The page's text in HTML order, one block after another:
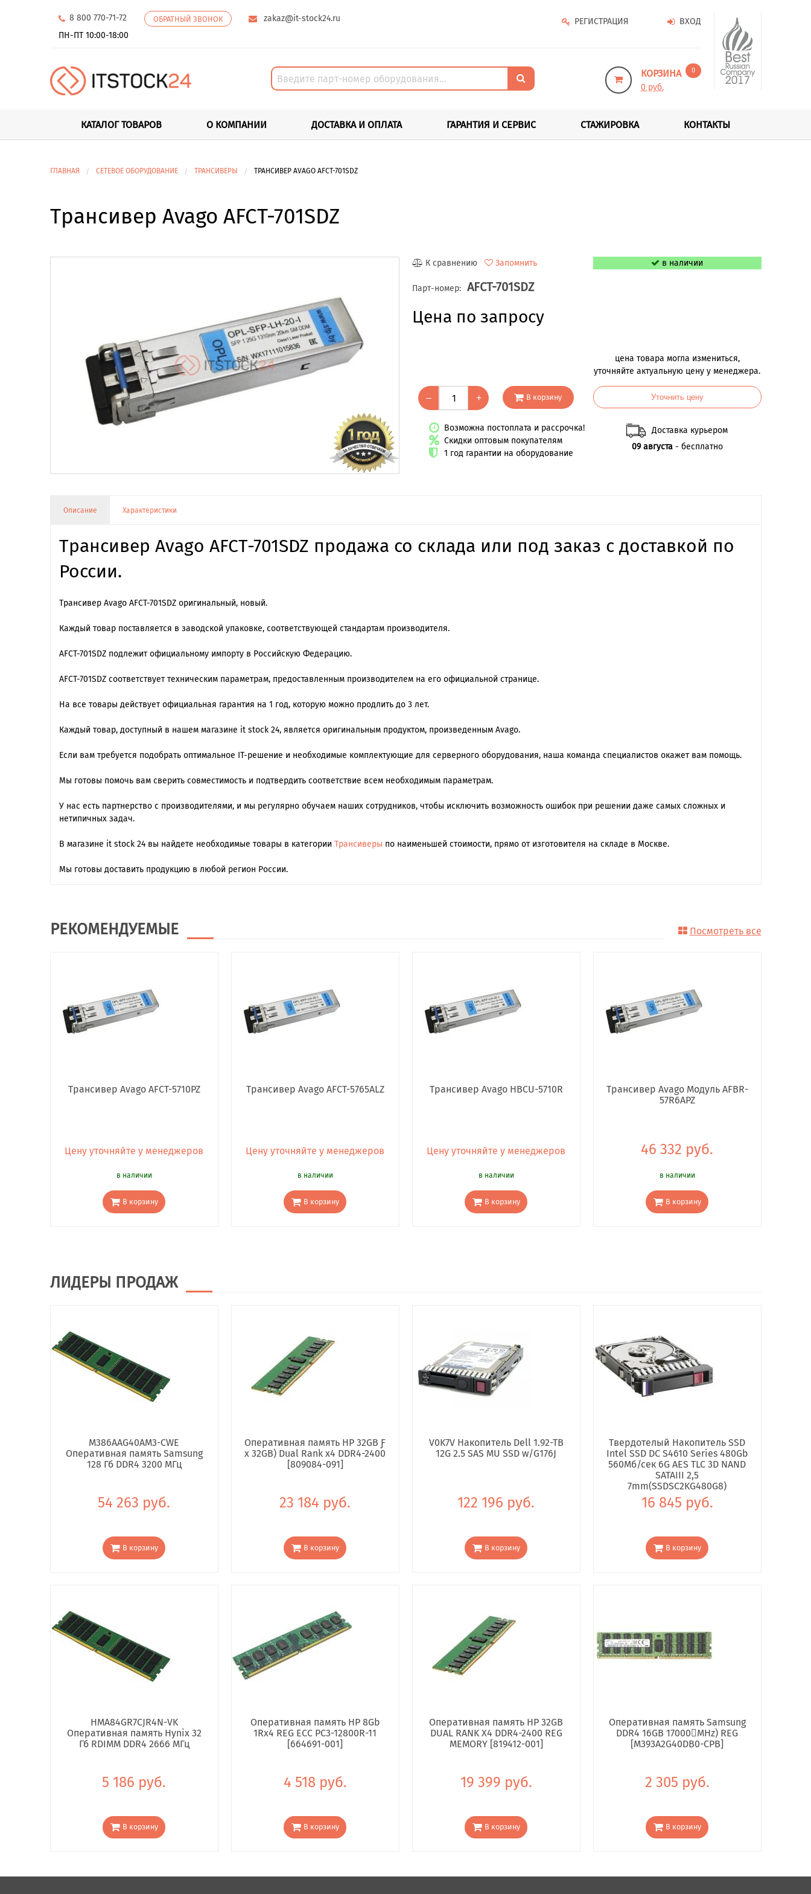
8 800 770-71-72 ОБРАТНЫЙ ЗВОНОК
zakaz@it-stock24.ru
ПН-ПТ 10:00-18:00
ВХОД
РЕГИСТРАЦИЯ
КОРЗИНА 0
0 руб.
КАТАЛОГ ТОВАРОВ О КОМПАНИИ ДОСТАВКА И ОПЛАТА ГАРАНТИЯ И СЕРВИС СТАЖИРОВКА КОНТАКТЫ
ГЛАВНАЯ СЕТЕВОЕ ОБОРУДОВАНИЕ ТРАНСИВЕРЫ ТРАНСИВЕР AVAGO AFCT-701SDZ
Трансивер Avago AFCT-701SDZ
К сравнению Запомнить
Парт-номер: AFCT-701SDZ
Цена по запросу
– + В корзину
Возможна постоплата и рассрочка!
Скидки оптовым покупателям
1 год гарантии на оборудование
в наличии
цена товара могла измениться,
уточняйте актуальную цену у менеджера.
Уточнить цену
Доставка курьером
09 августа- бесплатно
Описание Характеристики
Трансивер Avago AFCT-701SDZ продажа со склада или под заказ с доставкой по
России.
Трансивер Avago AFCT-701SDZ оригинальный, новый.
Каждый товар поставляется в заводской упаковке, соответствующей стандартам производителя.
AFCT-701SDZ подлежит официальному импорту в Российскую Федерацию.
AFCT-701SDZ cоответствует техническим параметрам, предоставленным производителем на его официальной странице.
На все товары действует официальная гарантия на 1 год, которую можно продлить до 3 лет.
Каждый товар, доступный в нашем магазине it stock 24, является оригинальным продуктом, произведенным Avago.
Если вам требуется подобрать оптимальное IT-решение и необходимые комплектующие для серверного оборудования, наша команда специалиcтов окажет вам помощь.
Мы готовы помочь вам сверить совместимость и подтвердить соответствие всем необходимым параметрам.
У нас есть партнерство с производителями, и мы регулярно обучаем наших сотрудников, чтобы исключить возможность ошибок при решении даже самых сложных и
нетипичных задач.
В магазине it stock 24 вы найдете необходимые товары в категории Трансиверы по наименьшей стоимости, прямо от изготовителя на складе в Москве.
Мы готовы доставить продукцию в любой регион России.
РЕКОМЕНДУЕМЫЕ Посмотреть все
Трансивер Avago AFCT-5710PZ
Цену уточняйте у менеджеров
в наличии
В корзину
Трансивер Avago AFCT-5765ALZ
Цену уточняйте у менеджеров
в наличии
В корзину
Трансивер Avago HBCU-5710R
Цену уточняйте у менеджеров
в наличии
В корзину
Трансивер Avago Модуль AFBR-
57R6APZ
46 332 руб.
в наличии
В корзину
ЛИДЕРЫ ПРОДАЖ
M386AAG40AM3-CWE
Оперативная память Samsung
128 Гб DDR4 3200 МГц
54 263 руб.
В корзину
Оперативная память HP 32GB Ƒ
x 32GB) Dual Rank x4 DDR4-2400
[809084-091]
23 184 руб.
В корзину
V0K7V Накопитель Dell 1.92-TB
12G 2.5 SAS MU SSD w/G176J
122 196 руб.
В корзину
Твердотелый Накопитель SSD
Intel SSD DC S4610 Series 480Gb
560Мб/сек 6G AES TLC 3D NAND
SATAIII 2,5
7mm(SSDSC2KG480G8)
16 845 руб.
В корзину
HMA84GR7CJR4N-VK
Оперативная память Hynix 32
Гб RDIMM DDR4 2666 МГц
5 186 руб.
В корзину
Оперативная память HP 8Gb
1Rx4 REG ECC PC3-12800R-11
[664691-001]
4 518 руб.
В корзину
Оперативная память HP 32GB
DUAL RANK X4 DDR4-2400 REG
MEMORY [819412-001]
19 399 руб.
В корзину
Оперативная память Samsung
DDR4 16GB 17000񢋕MHz) REG
[M393A2G40DB0-CPB]
2 305 руб.
В корзину